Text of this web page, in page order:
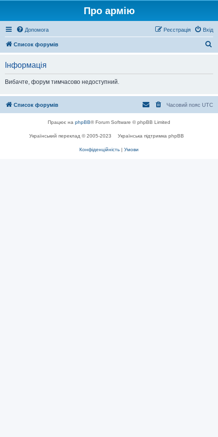
Про армію
Допомога Вхід
Реєстрація
Список форумів
Інформація
Вибачте, форум тимчасово недоступний.
Список форумів Часовий пояс UTC
Працює на phpBB® Forum Software © phpBB Limited
Український переклад © 2005-2023 Українська підтримка phpBB
Конфіденційність | Умови